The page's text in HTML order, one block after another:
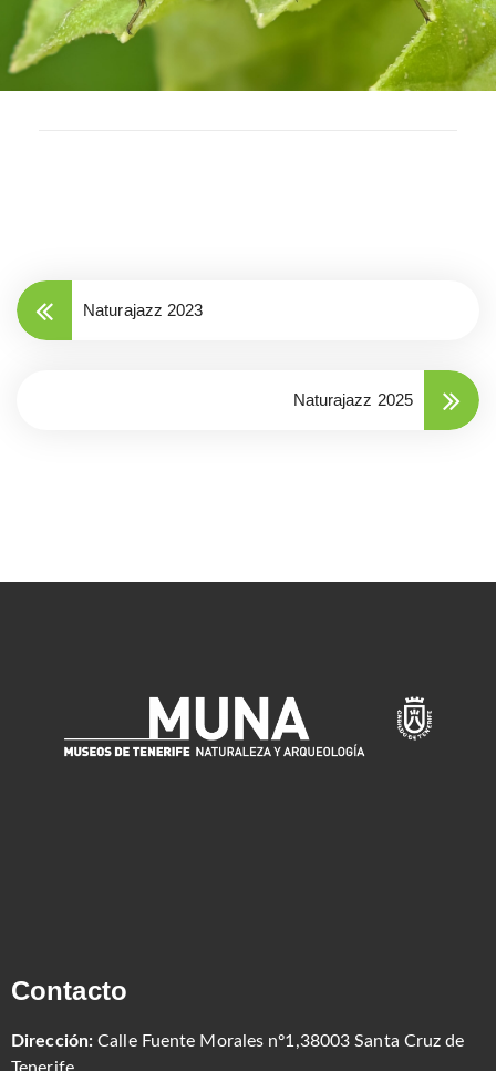
Naturajazz 2023
Naturajazz 2025
Contacto
Dirección: Calle Fuente Morales nº1,38003 Santa Cruz de